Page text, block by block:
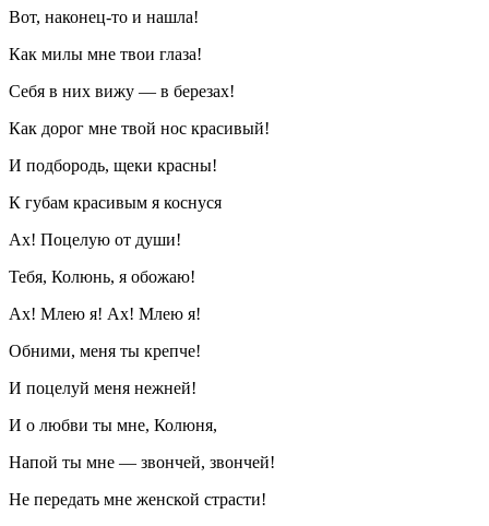
Вот, наконец-то и нашла!
Как милы мне твои глаза!
Себя в них вижу — в березах!
Как дорог мне твой нос красивый!
И подбородь, щеки красны!
К губам красивым я коснуся
Ах! Поцелую от души!
Тебя, Колюнь, я обожаю!
Ах! Млею я! Ах! Млею я!
Обними, меня ты крепче!
И поцелуй меня нежней!
И о любви ты мне, Колюня,
Напой ты мне — звончей, звончей!
Не передать мне женской страсти!